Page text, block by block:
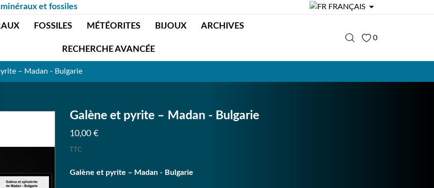
et fossiles FRANÇAIS 
FOSSILES MÉTÉORITES BIJOUX ARCHIVES
RECHERCHE AVANCÉE
0
– Madan - Bulgarie
Galène et pyrite – Madan - Bulgarie
10,00 €
TTC
Galène et pyrite – Madan - Bulgarie